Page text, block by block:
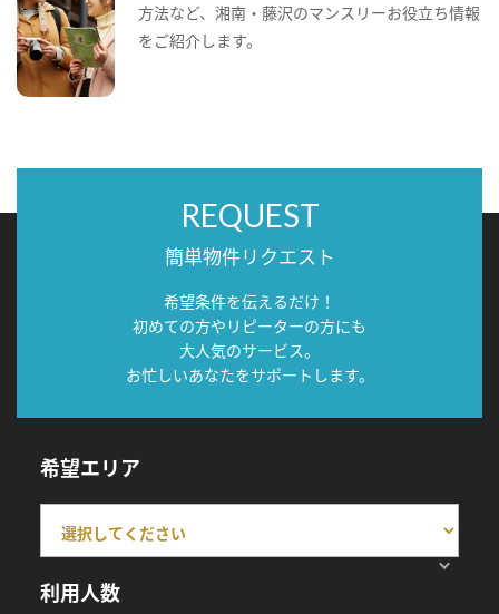
方法など、湘南・藤沢のマンスリーお役立ち情報
をご紹介します。
REQUEST
簡単物件リクエスト
希望条件を伝えるだけ！
初めての方やリピーターの方にも
大人気のサービス。
お忙しいあなたをサポートします。
希望エリア
利用人数